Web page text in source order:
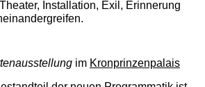
Installation, Exil, Erinnerung
im Kronprinzenpalais